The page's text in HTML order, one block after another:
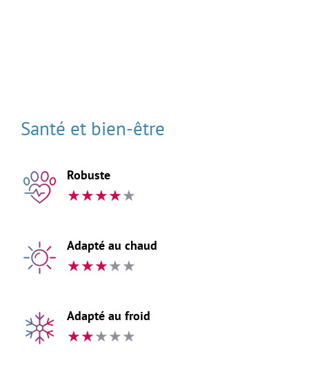
Santé et bien-être
Robuste
★★★★★
Adapté au chaud
★★★★★
Adapté au froid
★★★★★